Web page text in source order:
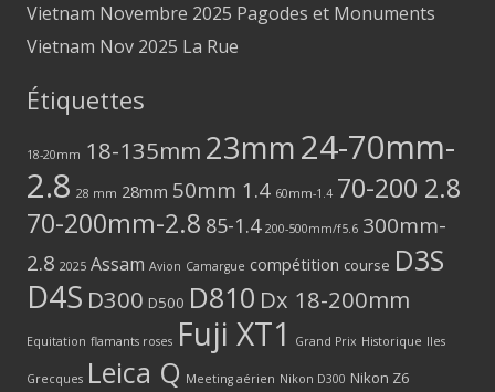
Vietnam Novembre 2025 Pagodes et Monuments
Vietnam Nov 2025 La Rue
Étiquettes
18-20mm 18-135mm 23mm24-70mm-
2.8 28 mm 28mm 50mm 1.4 60mm-1.4 70-200 2.8
70-200mm-2.8 85-1.4 200-500mm/f5.6 300mm-
2.8 2025 Assam Avion Camargue compétition course D3S
D4S D300 D500 D810 Dx 18-200mm
Equitation flamants roses Fuji XT1 Grand Prix Historique Iles
Grecques Leica Q Meeting aérien Nikon D300 Nikon Z6